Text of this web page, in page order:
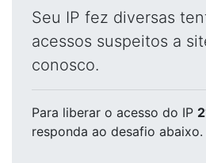
Seu IP fez diversas
acessos suspeitos a
conosco.
Para liberar o acesso do IP
responda ao desafio abaixo.